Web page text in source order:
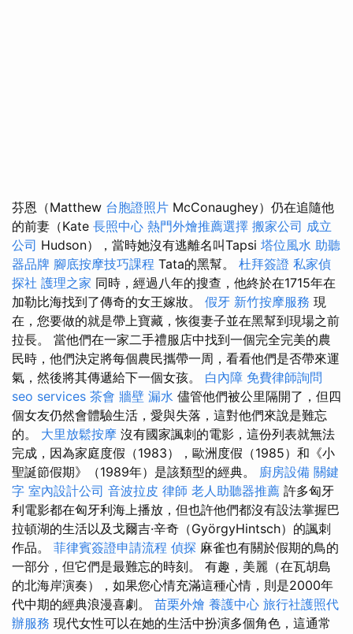
芬恩（Matthew 台胞證照片 McConaughey）仍在追隨他
的前妻（Kate 長照中心 熱門外燴推薦選擇 搬家公司 成立
公司 Hudson），當時她沒有逃離名叫Tapsi 塔位風水 助聽
器品牌 腳底按摩技巧課程 Tata的黑幫。 杜拜簽證 私家偵
探社 護理之家 同時，經過八年的搜查，他終於在1715年在
加勒比海找到了傳奇的女王嫁妝。 假牙 新竹按摩服務 現
在，您要做的就是帶上寶藏，恢復妻子並在黑幫到現場之前
拉長。 當他們在一家二手禮服店中找到一個完全完美的農
民時，他們決定將每個農民攜帶一周，看看他們是否帶來運
氣，然後將其傳遞給下一個女孩。 白內障 免費律師詢問
seo services 茶會 牆壁 漏水 儘管他們被公里隔開了，但四
個女友仍然會體驗生活，愛與失落，這對他們來說是難忘
的。 大里放鬆按摩 沒有國家諷刺的電影，這份列表就無法
完成，因為家庭度假（1983），歐洲度假（1985）和《小
聖誕節假期》（1989年）是該類型的經典。 廚房設備 關鍵
字 室內設計公司 音波拉皮 律師 老人助聽器推薦 許多匈牙
利電影都在匈牙利海上播放，但也許他們都沒有設法掌握巴
拉頓湖的生活以及戈爾吉·辛奇（GyörgyHintsch）的諷刺
作品。 菲律賓簽證申請流程 偵探 麻雀也有關於假期的鳥的
一部分，但它們是最難忘的時刻。 有趣，美麗（在瓦胡島
的北海岸演奏），如果您心情充滿這種心情，則是2000年
代中期的經典浪漫喜劇。 苗栗外燴 養護中心 旅行社護照代
辦服務 現代女性可以在她的生活中扮演多個角色，這通常